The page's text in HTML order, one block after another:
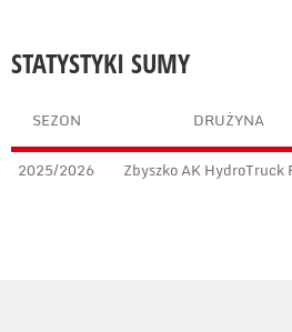
STATYSTYKI SUMY
SEZON DRUŻYNA
2025/2026 Zbyszko AK HydroTruck